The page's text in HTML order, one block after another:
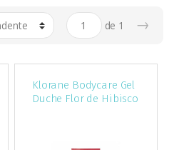
de 1 →
Klorane Bodycare Gel
Duche Flor de Hibisco